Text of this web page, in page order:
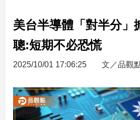
台
財
新
產
經/
股
美台半導體「對半分」
聰:短期不必恐慌
2025/10/01 17:06:25 文／品觀